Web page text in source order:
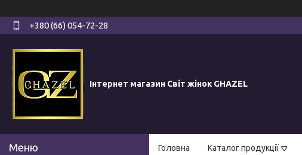
+380 (66) 054-72-28
Інтернет магазин Світ жінок GHAZEL
Головна Каталог продукції